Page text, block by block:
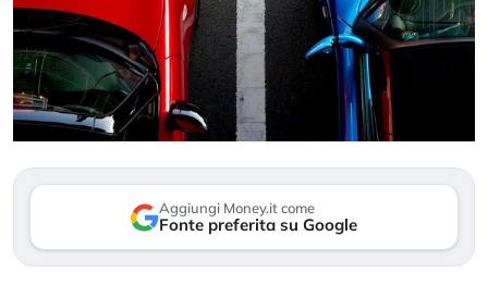
Aggiungi Money.it come
Fonte preferita su Google